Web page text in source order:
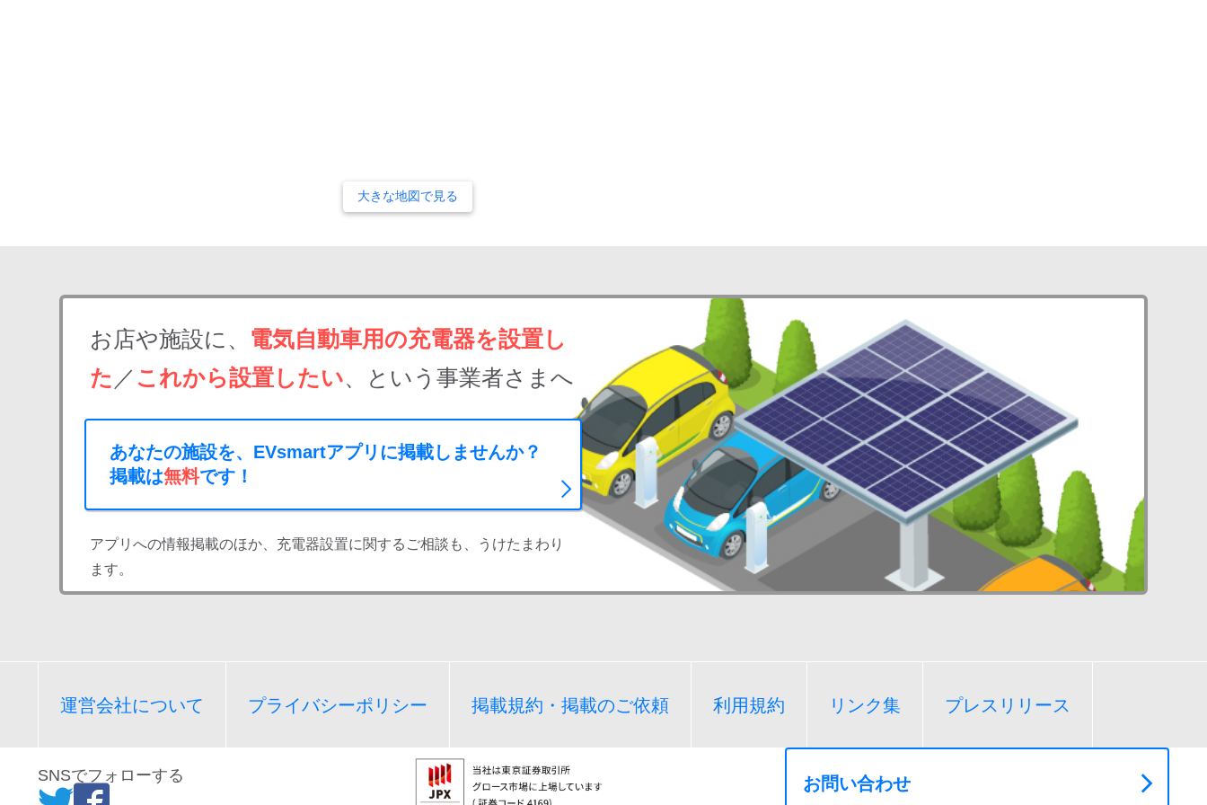
大きな地図で見る
お店や施設に、 電気自動車用の充電器を設置し
た ／ これから設置したい、という事業者さまへ
あなたの施設を、EVsmartアプリに掲載しませんか？
掲載は無料です！
アプリへの情報掲載のほか、充電器設置に関するご相談も、うけたまわり
ます。
運営会社について プライバシーポリシー 掲載規約・掲載のご依頼 利用規約 リンク集 プレスリリース
SNSでフォローする お問い合わせ